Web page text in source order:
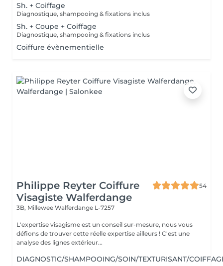
Sh. + Coiffage
Diagnostique, shampooing & fixations inclus
Sh. + Coupe + Coiffage
Diagnostique, shampooing & fixations inclus
Coiffure évènementielle
Philippe Reyter Coiffure
Visagiste Walferdange
54
3B, Millewee Walferdange L-7257
L'expertise visagisme est un conseil sur-mesure, nous vous
défions de trouver cette réelle expertise ailleurs ! C'est une
analyse des lignes extérieur...
DIAGNOSTIC/SHAMPOOING/SOIN/TEXTURISANT/